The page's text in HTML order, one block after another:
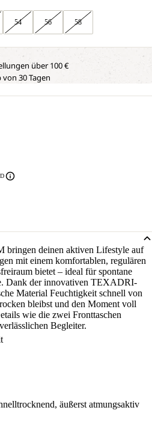
54 56 58
über 100 €
30 Tagen
deinen aktiven Lifestyle auf
mit einem komfortablen, regulären
bietet – ideal für spontane
Dank der innovativen TEXADRI-
Material Feuchtigkeit schnell von
bleibst und den Moment voll
wie die zwei Fronttaschen
Begleiter.
äußerst atmungsaktiv